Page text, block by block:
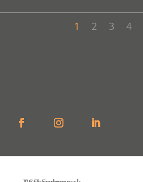
1 2 3 4